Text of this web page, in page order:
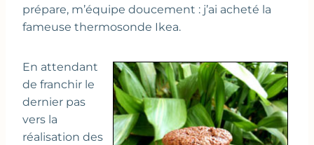
prépare, m’équipe doucement : j’ai acheté la
fameuse thermosonde Ikea.
En attendant
de franchir le
dernier pas
vers la
réalisation des